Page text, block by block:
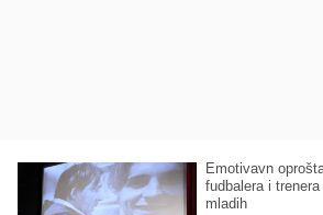
Emotivavn
fudbalera i
mladih